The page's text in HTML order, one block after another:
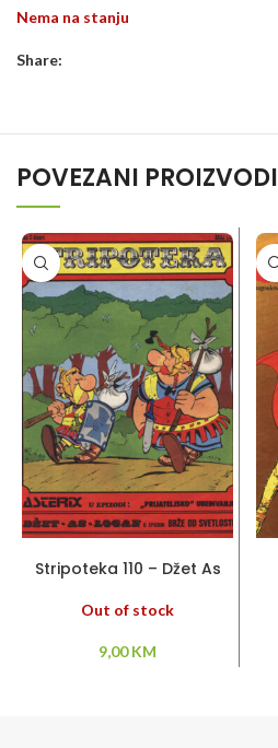
Nema na stanju
Share:
POVEZANI PROIZVODI
Stripoteka 110 – Džet As
Out of stock
9,00KM